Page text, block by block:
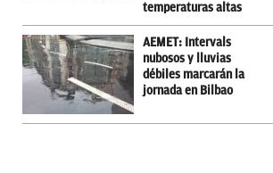
temperaturas altas
AEMET: Intervals
nubosos y lluvias
débiles marcarán la
jornada en Bilbao